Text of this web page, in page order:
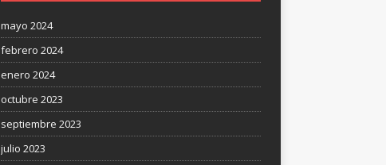
mayo 2024
febrero 2024
enero 2024
octubre 2023
septiembre 2023
julio 2023